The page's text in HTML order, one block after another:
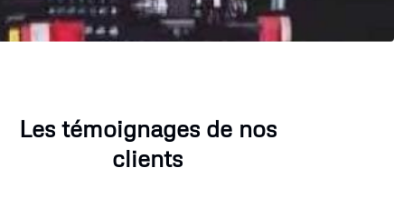
Les témoignages de nos
clients